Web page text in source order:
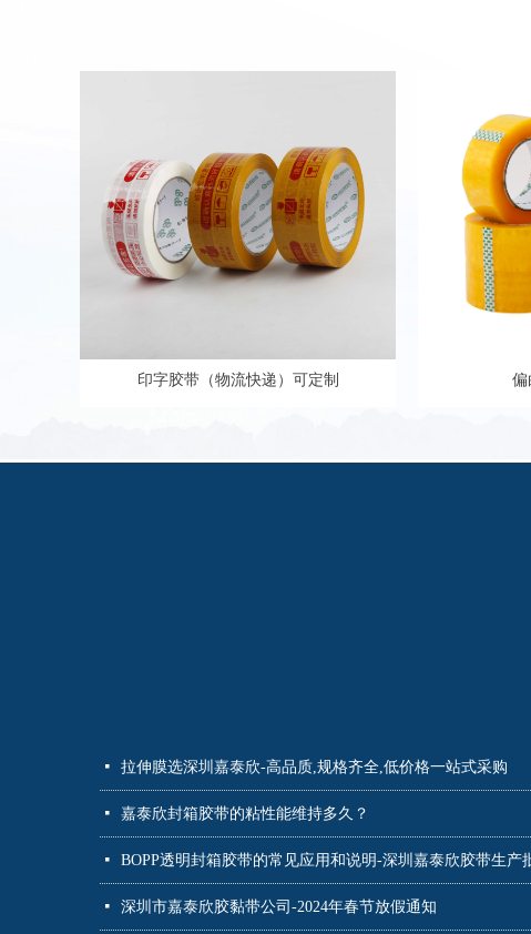
印字胶带（物流快递）可定制 偏
넷 拉伸膜选深圳嘉泰欣-高品质,规格齐全,低价格一站式采购
넷 嘉泰欣封箱胶带的粘性能维持多久？
넷 BOPP透明封箱胶带的常见应用和说明-深圳嘉泰欣胶带生产
넷 深圳市嘉泰欣胶黏带公司-2024年春节放假通知